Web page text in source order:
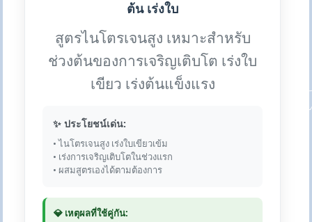
ต้น เร่งใบ
สูตรไนโตรเจนสูง เหมาะสำหรับ
ช่วงต้นของการเจริญเติบโต เร่งใบ
เขียว เร่งต้นแข็งแรง
✨ ประโยชน์เด่น:
• ไนโตรเจนสูง เร่งใบเขียวเข้ม
• เร่งการเจริญเติบโตในช่วงแรก
• ผสมสูตรเองได้ตามต้องการ
💎 เหตุผลที่ใช้คู่กัน: